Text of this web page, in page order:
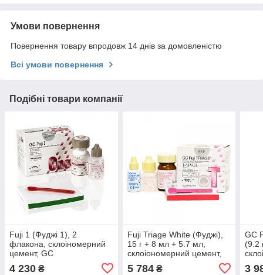
Умови повернення
Повернення товару впродовж 14 днів за домовленістю
Всі умови повернення
Подібні товари компанії
Fuji 1 (Фуджі 1), 2
флакона, склоіномерний
цемент, GC
4 230 ₴
Fuji Triage White (Фуджі),
15 г + 8 мл + 5.7 мл,
склоіономерний цемент,
5 784₴
GC
(9.2
3